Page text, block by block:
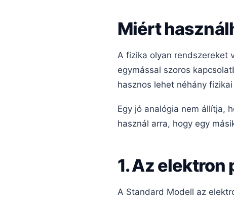
Miért
A fizika olyan rendszereket
egymással szoros
hasznos lehet néhány
Egy jó analógia nem állítja,
használ arra, hogy egy
1. Az
A Standard Modell az